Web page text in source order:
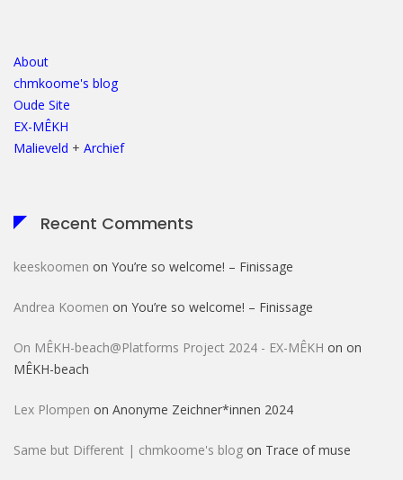
About
chmkoome's blog
Oude Site
EX-MÊKH
Malieveld + Archief
Recent Comments
keeskoomen on You’re so welcome! – Finissage
Andrea Koomen on You’re so welcome! – Finissage
On MÊKH-beach@Platforms Project 2024 - EX-MÊKH on on
MÊKH-beach
Lex Plompen on Anonyme Zeichner*innen 2024
Same but Different | chmkoome's blog on Trace of muse